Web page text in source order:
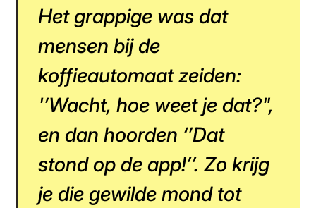
Het grappige was dat
mensen bij de
koffieautomaat zeiden:
'’Wacht, hoe weet je dat?",
en dan hoorden ‘’Dat
stond op de app!’’. Zo krijg
je die gewilde mond tot